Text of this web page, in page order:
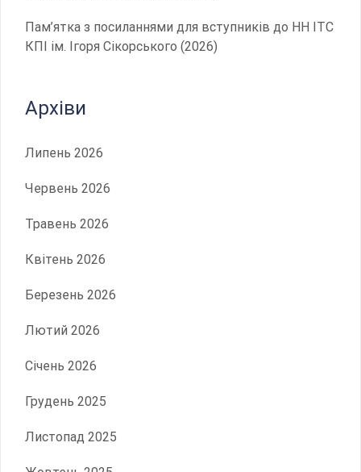
Пам’ятка з посиланнями для вступників до НН ІТС
КПІ ім. Ігоря Сікорського (2026)
Архіви
Липень 2026
Червень 2026
Травень 2026
Квітень 2026
Березень 2026
Лютий 2026
Січень 2026
Грудень 2025
Листопад 2025